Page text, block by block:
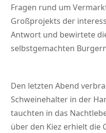
Fragen rund um
Großprojekts der
Antwort und bewirtete
selbstgemachten
Den letzten Abend
Schweinehalter in der
tauchten in das
über den Kiez erhielt die